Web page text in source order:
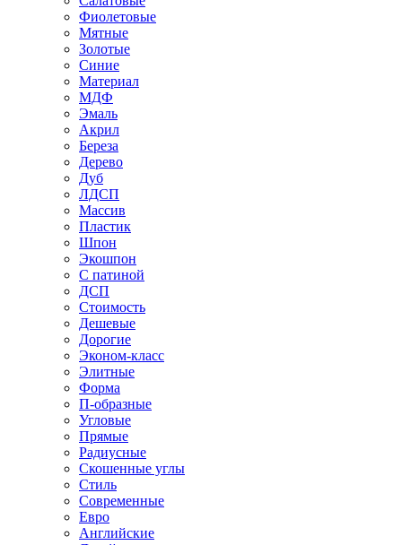
Фиолетовые
Мятные
Золотые
Синие
Материал
МДФ
Эмаль
Акрил
Береза
Дерево
Дуб
ЛДСП
Массив
Пластик
Шпон
Экошпон
С патиной
ДСП
Стоимость
Дешевые
Дорогие
Эконом-класс
Элитные
Форма
П-образные
Угловые
Прямые
Радиусные
Скошенные углы
Стиль
Современные
Евро
Английские